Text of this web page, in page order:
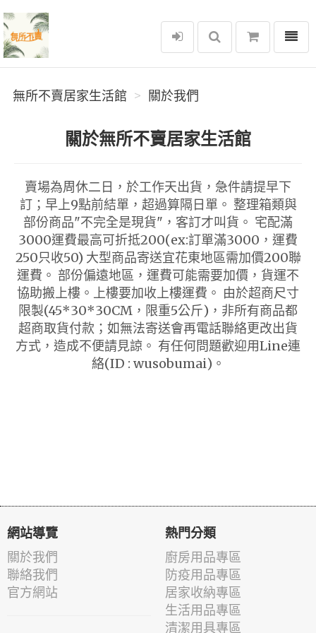
無所不賣居家生活館
選單
無所不賣居家生活館 關於我們
關於無所不賣居家生活館
賣場為周休二日，於工作天出貨，急件請提早下
訂；早上9點前結單，超過算隔日單。 整理箱類與
部份商品"不完全是現貨"，客訂才叫貨。 宅配滿
3000運費最高可折抵200(ex:訂單滿3000，運費
250只收50) 大型商品寄送宜花東地區需加價200聯
運費。 部份偏遠地區，運費可能需要加價，貨運不
協助搬上樓。上樓要加收上樓運費。 由於超商尺寸
限製(45*30*30CM，限重5公斤)，非所有商品都
超商取貨付款；如無法寄送會再電話聯絡更改出貨
方式，造成不便請見諒。 有任何問題歡迎用Line連
絡(ID : wusobumai)。
網站導覽
關於我們
聯絡我們
官方網站
熱門分類
廚房用品專區
防疫用品專區
居家收納專區
生活用品專區
清潔用具專區